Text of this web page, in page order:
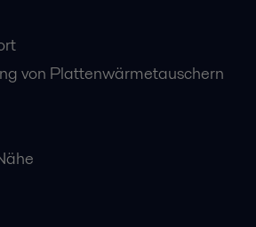
von Plattenwärmetauschern